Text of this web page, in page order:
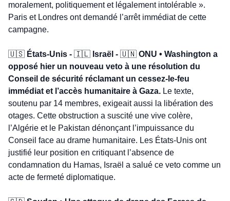
moralement, politiquement et légalement intolérable ».
Paris et Londres ont demandé l’arrêt immédiat de cette
campagne.
🇺🇸 États-Unis - 🇮🇱 Israël - 🇺🇳 ONU • Washington a
opposé hier un nouveau veto à une résolution du
Conseil de sécurité réclamant un cessez-le-feu
immédiat et l’accès humanitaire à Gaza. Le texte,
soutenu par 14 membres, exigeait aussi la libération des
otages. Cette obstruction a suscité une vive colère,
l’Algérie et le Pakistan dénonçant l’impuissance du
Conseil face au drame humanitaire. Les États-Unis ont
justifié leur position en critiquant l’absence de
condamnation du Hamas, Israël a salué ce veto comme un
acte de fermeté diplomatique.